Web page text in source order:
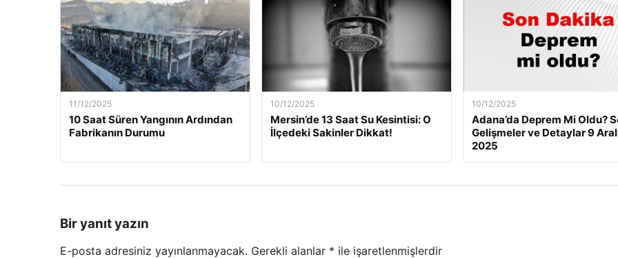
11/12/2025
10 Saat Süren Yangının Ardından
Fabrikanın Durumu
10/12/2025
Mersin’de 13 Saat Su Kesintisi: O
İlçedeki Sakinler Dikkat!
10/12/2025
Adana’da Deprem Mi Oldu?
Gelişmeler ve Detaylar 9
2025
Bir yanıt yazın
E-posta adresiniz yayınlanmayacak. Gerekli alanlar * ile işaretlenmişlerdir